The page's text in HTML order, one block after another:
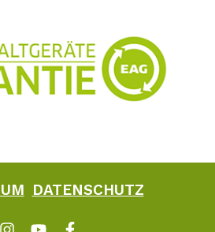
DATENSCHUTZ